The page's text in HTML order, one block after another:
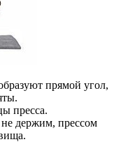
прямой угол,
пресса.
держим, прессом